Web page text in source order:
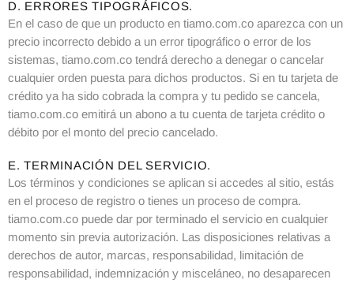
D. ERRORES TIPOGRÁFICOS.
En el caso de que un producto en tiamo.com.co aparezca con un
precio incorrecto debido a un error tipográfico o error de los
sistemas, tiamo.com.co tendrá derecho a denegar o cancelar
cualquier orden puesta para dichos productos. Si en tu tarjeta de
crédito ya ha sido cobrada la compra y tu pedido se cancela,
tiamo.com.co emitirá un abono a tu cuenta de tarjeta crédito o
débito por el monto del precio cancelado.
E. TERMINACIÓN DEL SERVICIO.
Los términos y condiciones se aplican si accedes al sitio, estás
en el proceso de registro o tienes un proceso de compra.
tiamo.com.co puede dar por terminado el servicio en cualquier
momento sin previa autorización. Las disposiciones relativas a
derechos de autor, marcas, responsabilidad, limitación de
responsabilidad, indemnización y misceláneo, no desaparecen